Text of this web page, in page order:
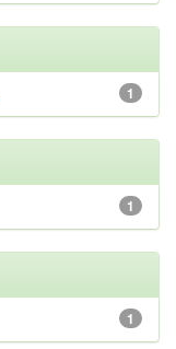
1
1
1